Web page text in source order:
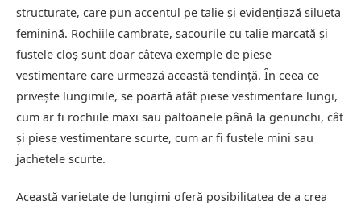
structurate, care pun accentul pe talie și evidențiază silueta
feminină. Rochiile cambrate, sacourile cu talie marcată și
fustele cloș sunt doar câteva exemple de piese
vestimentare care urmează această tendință. În ceea ce
privește lungimile, se poartă atât piese vestimentare lungi,
cum ar fi rochiile maxi sau paltoanele până la genunchi, cât
și piese vestimentare scurte, cum ar fi fustele mini sau
jachetele scurte.
Această varietate de lungimi oferă posibilitatea de a crea